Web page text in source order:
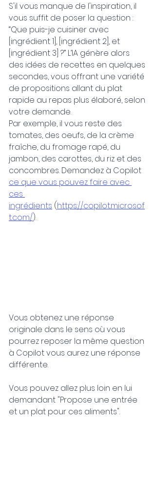
S'il vous manque de l'inspiration, il
vous suffit de poser la question :
“Que puis-je cuisiner avec
[ingrédient 1], [ingrédient 2], et
[ingrédient 3] ?” L’IA génère alors
des idées de recettes en quelques
secondes, vous offrant une variété
de propositions allant du plat
rapide au repas plus élaboré, selon
votre demande.
Par exemple, il vous reste des
tomates, des oeufs, de la crème
fraîche, du fromage rapé, du
jambon, des carottes, du riz et des
concombres. Demandez à Copilot
ce que vous pouvez faire avec
ces
ingrédients (https://copilot.microsof
t.com/).
Vous obtenez une réponse
originale dans le sens où vous
pourrez reposer la même question
à Copilot vous aurez une réponse
différente.
Vous pouvez allez plus loin en lui
demandant "Propose une entrée
et un plat pour ces aliments".